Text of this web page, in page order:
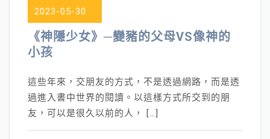
2023-05-30
《神隱少女》─變豬的父母VS像神的
小孩
這些年來，交朋友的方式，不是透過網路，而是透
過進入書中世界的閱讀。以這樣方式所交到的朋
友，可以是很久以前的人， […]